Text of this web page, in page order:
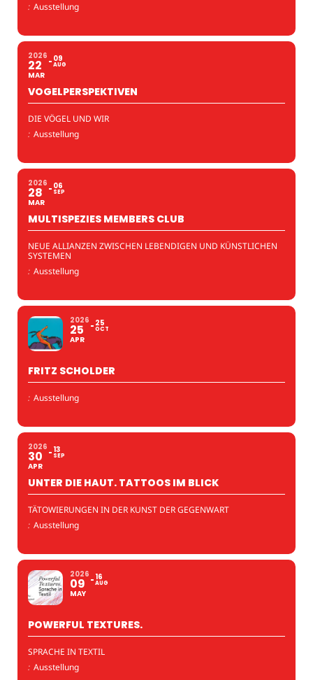
: Ausstellung
2026
22
MAR
09
AUG
VOGELPERSPEKTIVEN
DIE VÖGEL UND WIR
: Ausstellung
2026
28
MAR
06
SEP
MULTISPEZIES MEMBERS CLUB
NEUE ALLIANZEN ZWISCHEN LEBENDIGEN UND KÜNSTLICHEN
SYSTEMEN
: Ausstellung
2026
25
APR
25
OCT
FRITZ SCHOLDER
: Ausstellung
2026
30
APR
13
SEP
UNTER DIE HAUT. TATTOOS IM BLICK
TÄTOWIERUNGEN IN DER KUNST DER GEGENWART
: Ausstellung
2026
09
MAY
16
AUG
POWERFUL TEXTURES.
SPRACHE IN TEXTIL
: Ausstellung